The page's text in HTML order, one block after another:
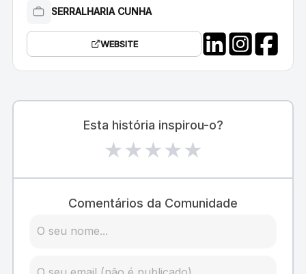
SERRALHARIA CUNHA
WEBSITE
Esta história inspirou-o?
★★★★★
Comentários da Comunidade